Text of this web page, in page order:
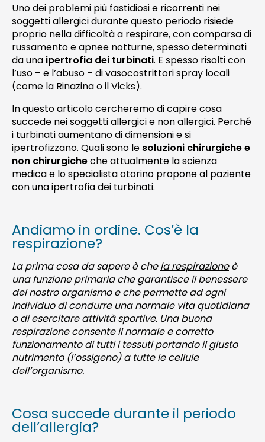
Uno dei problemi più fastidiosi e ricorrenti nei
soggetti allergici durante questo periodo risiede
proprio nella difficoltà a respirare, con comparsa di
russamento e apnee notturne, spesso determinati
da una ipertrofia dei turbinati. E spesso risolti con
l’uso – e l’abuso – di vasocostrittori spray locali
(come la Rinazina o il Vicks).
In questo articolo cercheremo di capire cosa
succede nei soggetti allergici e non allergici. Perché
i turbinati aumentano di dimensioni e si
ipertrofizzano. Quali sono le soluzioni chirurgiche e
non chirurgicheche attualmente la scienza
medica e lo specialista otorino propone al paziente
con una ipertrofia dei turbinati.
Andiamo in ordine. Cos’è la
respirazione?
La prima cosa da sapere è chela respirazioneè
una funzione primaria che garantisce il benessere
del nostro organismo e che permette ad ogni
individuo di condurre una normale vita quotidiana
o di esercitare attività sportive. Una buona
respirazione consente il normale e corretto
funzionamento di tutti i tessuti portando il giusto
nutrimento (l’ossigeno) a tutte le cellule
dell’organismo.
Cosa succede durante il periodo
dell’allergia?